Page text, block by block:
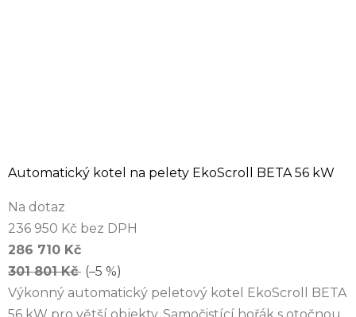
Automatický kotel na pelety EkoScroll BETA 56 kW
Na dotaz
236 950 Kč bez DPH
286 710 Kč
301 801 Kč (–5 %)
Výkonný automatický peletový kotel EkoScroll BETA